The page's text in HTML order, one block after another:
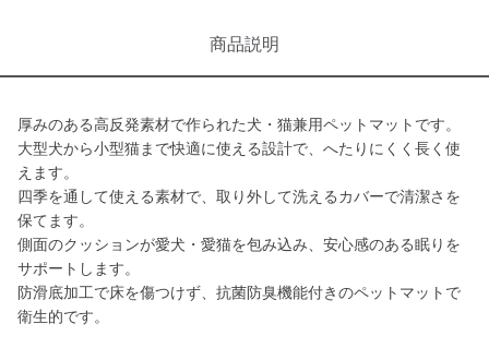
商品説明
厚みのある高反発素材で作られた犬・猫兼用ペットマットです。
大型犬から小型猫まで快適に使える設計で、へたりにくく長く使
えます。
四季を通して使える素材で、取り外して洗えるカバーで清潔さを
保てます。
側面のクッションが愛犬・愛猫を包み込み、安心感のある眠りを
サポートします。
防滑底加工で床を傷つけず、抗菌防臭機能付きのペットマットで
衛生的です。